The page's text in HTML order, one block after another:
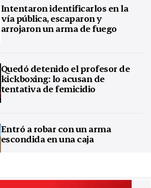
Intentaron identificarlos en la
vía pública, escaparon y
arrojaron un arma de fuego
Quedó detenido el profesor de
kickboxing: lo acusan de
tentativa de femicidio
Entró a robar con un arma
escondida en una caja